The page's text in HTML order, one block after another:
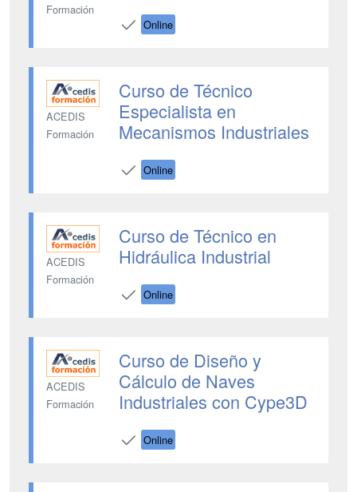
Formación
Online
ACEDIS
Formación
Curso de Técnico
Especialista en
Mecanismos Industriales
Online
ACEDIS
Formación
Curso de Técnico en
Hidráulica Industrial
Online
ACEDIS
Formación
Curso de Diseño y
Cálculo de Naves
Industriales con Cype3D
Online